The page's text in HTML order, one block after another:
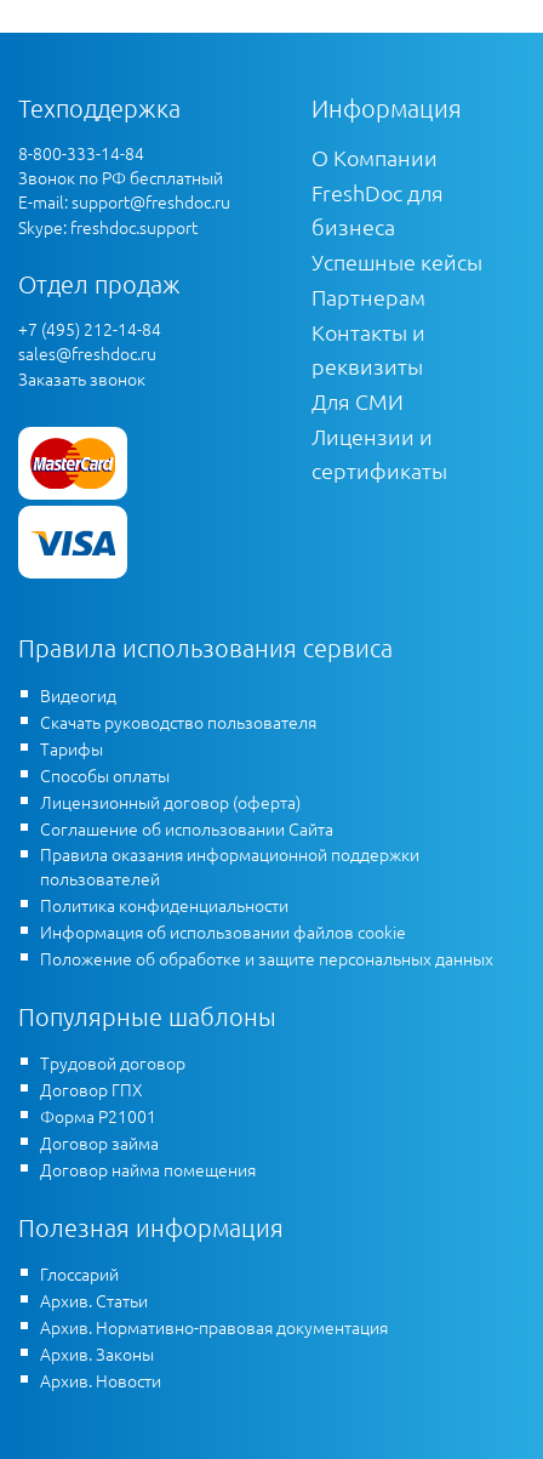
Техподдержка
8-800-333-14-84
Звонок по РФ бесплатный
E-mail:support@freshdoc.ru
Skype: freshdoc.support
Отдел продаж
+7 (495) 212-14-84
sales@freshdoc.ru
Заказать звонок
Информация
О Компании
FreshDoc для
бизнеса
Успешные кейсы
Партнерам
Контакты и
реквизиты
Для СМИ
Лицензии и
сертификаты
Правила использования сервиса
Видеогид
Скачать руководство пользователя
Тарифы
Способы оплаты
Лицензионный договор (оферта)
Соглашение об использовании Сайта
Правила оказания информационной поддержки
пользователей
Политика конфиденциальности
Информация об использовании файлов cookie
Положение об обработке и защите персональных данных
Популярные шаблоны
Трудовой договор
Договор ГПХ
Форма Р21001
Договор займа
Договор найма помещения
Полезная информация
Глоссарий
Архив. Статьи
Архив. Нормативно-правовая документация
Архив. Законы
Архив. Новости